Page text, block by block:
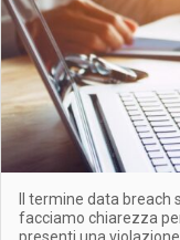
Il termine data
facciamo chiarezza